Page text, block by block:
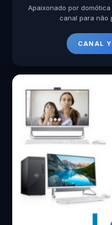
Apaixonado por
canal para não
CANAL